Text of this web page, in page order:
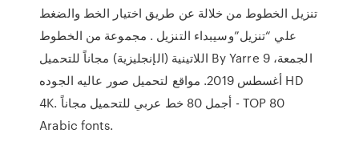
تنزيل الخطوط من خلالة عن طريق اختيار الخط والضغط
علي “تنزيل”وسيبداء التنزيل . مجموعة من الخطوط
اللاتينية (الإنجليزية) مجاناً للتحميل By Yarre الجمعة، 9
أغسطس 2019. مواقع لتحميل صور عاليه الجوده HD
4K. أجمل 80 خط عربي للتحميل مجاناً - TOP 80
Arabic fonts.